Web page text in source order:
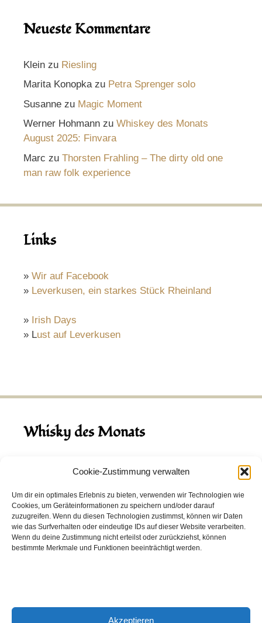
Cookie-Zustimmung verwalten
Um dir ein optimales Erlebnis zu bieten, verwenden wir Technologien wie
Cookies, um Geräteinformationen zu speichern und/oder darauf
zuzugreifen. Wenn du diesen Technologien zustimmst, können wir Daten
wie das Surfverhalten oder eindeutige IDs auf dieser Website verarbeiten.
Wenn du deine Zustimmung nicht erteilst oder zurückziehst, können
bestimmte Merkmale und Funktionen beeinträchtigt werden.
Akzeptieren
Neueste Kommentare
Klein zu Riesling
Marita Konopkazu Petra Sprenger solo
Susanne zu Magic Moment
Werner Hohmann zu Whiskey des Monats
August 2025: Finvara
Marc zu Thorsten Frahling – The dirty old one
man raw folk experience
Links
» Wir auf Facebook
» Leverkusen, ein starkes Stück Rheinland
» Irish Days
» Lust auf Leverkusen
Whisky des Monats
August 2026
Hinch Double Wood
Destillerie:Hinch(Irland)
Single Malt, 43.0%
Peated: Nein